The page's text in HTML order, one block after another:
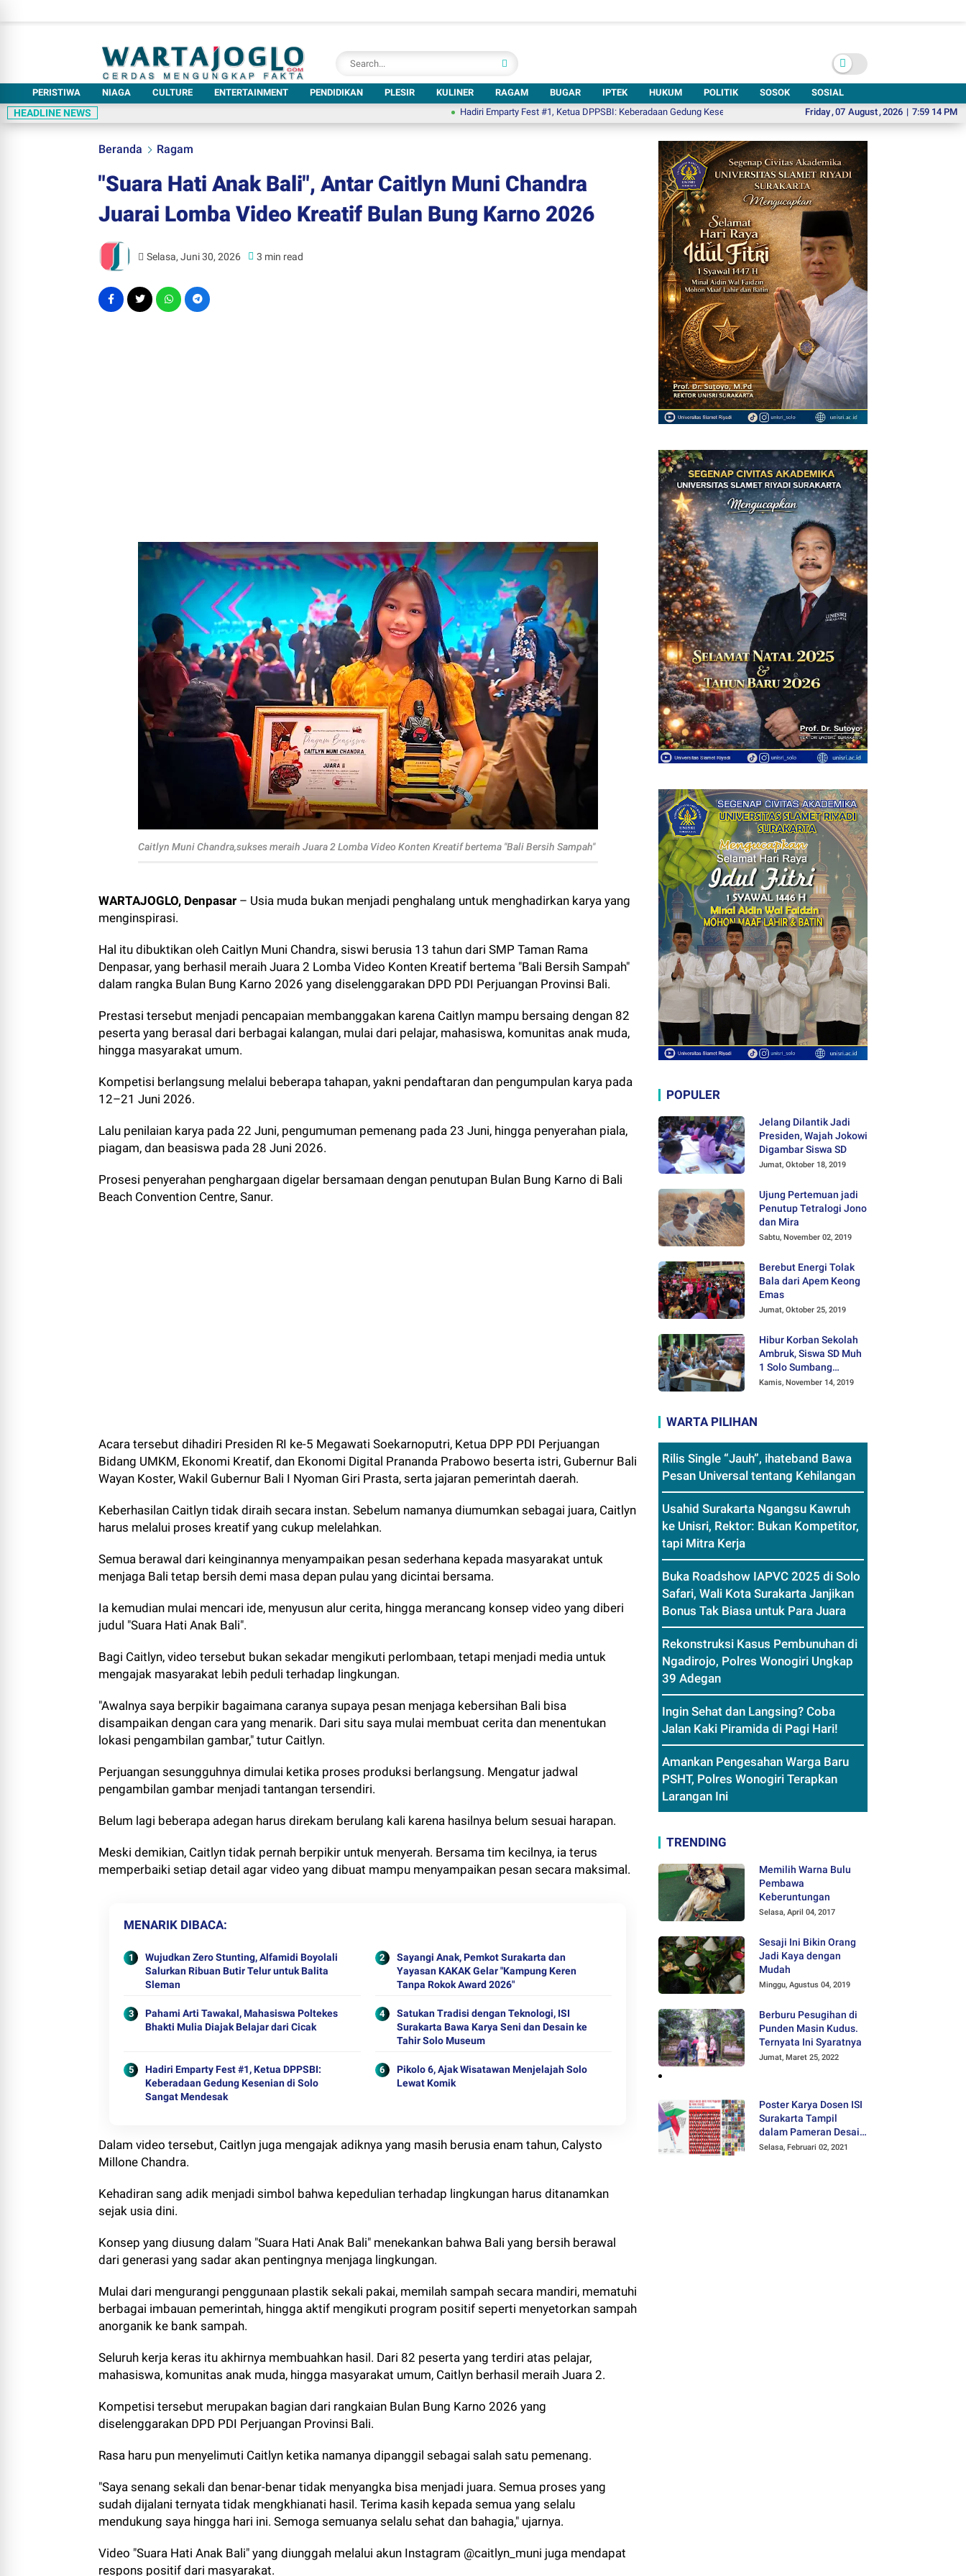
PERISTIWA NIAGA CULTURE ENTERTAINMENT PENDIDIKAN PLESIR KULINER RAGAM BUGAR IPTEK HUKUM POLITIK SOSOK
SOSIAL
Friday,07 August,2026 | 7:59 16 PM
HEADLINE NEWS Hadiri Emparty Fest #1, Ketua DPPSBI: Keberadaan Gedung Kesenian di Solo Sangat Mendesak Pikolo 6, Ajak Wisatawan
Beranda Ragam
"Suara Hati Anak Bali", Antar Caitlyn Muni Chandra
Juarai Lomba Video Kreatif Bulan Bung Karno 2026
Selasa, Juni 30, 2026 3 min read
Caitlyn Muni Chandra,sukses meraih Juara 2 Lomba Video Konten Kreatif bertema "Bali Bersih Sampah"
WARTAJOGLO, Denpasar – Usia muda bukan menjadi penghalang untuk menghadirkan karya yang
menginspirasi.
Hal itu dibuktikan oleh Caitlyn Muni Chandra, siswi berusia 13 tahun dari SMP Taman Rama
Denpasar, yang berhasil meraih Juara 2 Lomba Video Konten Kreatif bertema "Bali Bersih Sampah"
dalam rangka Bulan Bung Karno 2026 yang diselenggarakan DPD PDI Perjuangan Provinsi Bali.
Prestasi tersebut menjadi pencapaian membanggakan karena Caitlyn mampu bersaing dengan 82
peserta yang berasal dari berbagai kalangan, mulai dari pelajar, mahasiswa, komunitas anak muda,
hingga masyarakat umum.
Kompetisi berlangsung melalui beberapa tahapan, yakni pendaftaran dan pengumpulan karya pada
12–21 Juni 2026.
Lalu penilaian karya pada 22 Juni, pengumuman pemenang pada 23 Juni, hingga penyerahan piala,
piagam, dan beasiswa pada 28 Juni 2026.
Prosesi penyerahan penghargaan digelar bersamaan dengan penutupan Bulan Bung Karno di Bali
Beach Convention Centre, Sanur.
Acara tersebut dihadiri Presiden RI ke-5 Megawati Soekarnoputri, Ketua DPP PDI Perjuangan
Bidang UMKM, Ekonomi Kreatif, dan Ekonomi Digital Prananda Prabowo beserta istri, Gubernur Bali
Wayan Koster, Wakil Gubernur Bali I Nyoman Giri Prasta, serta jajaran pemerintah daerah.
Keberhasilan Caitlyn tidak diraih secara instan. Sebelum namanya diumumkan sebagai juara, Caitlyn
harus melalui proses kreatif yang cukup melelahkan.
Semua berawal dari keinginannya menyampaikan pesan sederhana kepada masyarakat untuk
menjaga Bali tetap bersih demi masa depan pulau yang dicintai bersama.
Ia kemudian mulai mencari ide, menyusun alur cerita, hingga merancang konsep video yang diberi
judul "Suara Hati Anak Bali".
Bagi Caitlyn, video tersebut bukan sekadar mengikuti perlombaan, tetapi menjadi media untuk
mengajak masyarakat lebih peduli terhadap lingkungan.
"Awalnya saya berpikir bagaimana caranya supaya pesan menjaga kebersihan Bali bisa
disampaikan dengan cara yang menarik. Dari situ saya mulai membuat cerita dan menentukan
lokasi pengambilan gambar," tutur Caitlyn.
Perjuangan sesungguhnya dimulai ketika proses produksi berlangsung. Mengatur jadwal
pengambilan gambar menjadi tantangan tersendiri.
Belum lagi beberapa adegan harus direkam berulang kali karena hasilnya belum sesuai harapan.
Meski demikian, Caitlyn tidak pernah berpikir untuk menyerah. Bersama tim kecilnya, ia terus
memperbaiki setiap detail agar video yang dibuat mampu menyampaikan pesan secara maksimal.
MENARIK DIBACA
Wujudkan Zero Stunting, Alfamidi Boyolali
Salurkan Ribuan Butir Telur untuk Balita
Sleman
Sayangi Anak, Pemkot Surakarta dan
Yayasan KAKAK Gelar "Kampung Keren
Tanpa Rokok Award 2026"
Pahami Arti Tawakal, Mahasiswa Poltekes
Bhakti Mulia Diajak Belajar dari Cicak
Satukan Tradisi dengan Teknologi, ISI
Surakarta Bawa Karya Seni dan Desain ke
Tahir Solo Museum
Hadiri Emparty Fest #1, Ketua DPPSBI:
Keberadaan Gedung Kesenian di Solo
Sangat Mendesak
Pikolo 6, Ajak Wisatawan Menjelajah Solo
Lewat Komik
Dalam video tersebut, Caitlyn juga mengajak adiknya yang masih berusia enam tahun, Calysto
Millone Chandra.
Kehadiran sang adik menjadi simbol bahwa kepedulian terhadap lingkungan harus ditanamkan
sejak usia dini.
Konsep yang diusung dalam "Suara Hati Anak Bali" menekankan bahwa Bali yang bersih berawal
dari generasi yang sadar akan pentingnya menjaga lingkungan.
Mulai dari mengurangi penggunaan plastik sekali pakai, memilah sampah secara mandiri, mematuhi
berbagai imbauan pemerintah, hingga aktif mengikuti program positif seperti menyetorkan sampah
anorganik ke bank sampah.
Seluruh kerja keras itu akhirnya membuahkan hasil. Dari 82 peserta yang terdiri atas pelajar,
mahasiswa, komunitas anak muda, hingga masyarakat umum, Caitlyn berhasil meraih Juara 2.
Kompetisi tersebut merupakan bagian dari rangkaian Bulan Bung Karno 2026 yang
diselenggarakan DPD PDI Perjuangan Provinsi Bali.
Rasa haru pun menyelimuti Caitlyn ketika namanya dipanggil sebagai salah satu pemenang.
"Saya senang sekali dan benar-benar tidak menyangka bisa menjadi juara. Semua proses yang
sudah dijalani ternyata tidak mengkhianati hasil. Terima kasih kepada semua yang selalu
mendukung saya hingga hari ini. Semoga semuanya selalu sehat dan bahagia," ujarnya.
Video "Suara Hati Anak Bali" yang diunggah melalui akun Instagram @caitlyn_muni juga mendapat
respons positif dari masyarakat.
POPULER
Jelang Dilantik Jadi
Presiden, Wajah Jokowi
Digambar Siswa SD
Jumat, Oktober 18, 2019
Ujung Pertemuan jadi
Penutup Tetralogi Jono
dan Mira
Sabtu, November 02, 2019
Berebut Energi Tolak
Bala dari Apem Keong
Emas
Jumat, Oktober 25, 2019
Hibur Korban Sekolah
Ambruk, Siswa SD Muh
1 Solo Sumbang
Mainan Othok-othok
Kamis, November 14, 2019
WARTA PILIHAN
Rilis Single “Jauh”, ihateband Bawa
Pesan Universal tentang Kehilangan
Usahid Surakarta Ngangsu Kawruh
ke Unisri, Rektor: Bukan Kompetitor,
tapi Mitra Kerja
Buka Roadshow IAPVC 2025 di Solo
Safari, Wali Kota Surakarta Janjikan
Bonus Tak Biasa untuk Para Juara
Rekonstruksi Kasus Pembunuhan di
Ngadirojo, Polres Wonogiri Ungkap
39 Adegan
Ingin Sehat dan Langsing? Coba
Jalan Kaki Piramida di Pagi Hari!
Amankan Pengesahan Warga Baru
PSHT, Polres Wonogiri Terapkan
Larangan Ini
TRENDING
Memilih Warna Bulu
Pembawa
Keberuntungan
Selasa, April 04, 2017
Sesaji Ini Bikin Orang
Jadi Kaya dengan
Mudah
Minggu, Agustus 04, 2019
Berburu Pesugihan di
Punden Masin Kudus.
Ternyata Ini Syaratnya
Jumat, Maret 25, 2022
Poster Karya Dosen ISI
Surakarta Tampil
dalam Pameran Desain
Poster Internasional
Selasa, Februari 02, 2021